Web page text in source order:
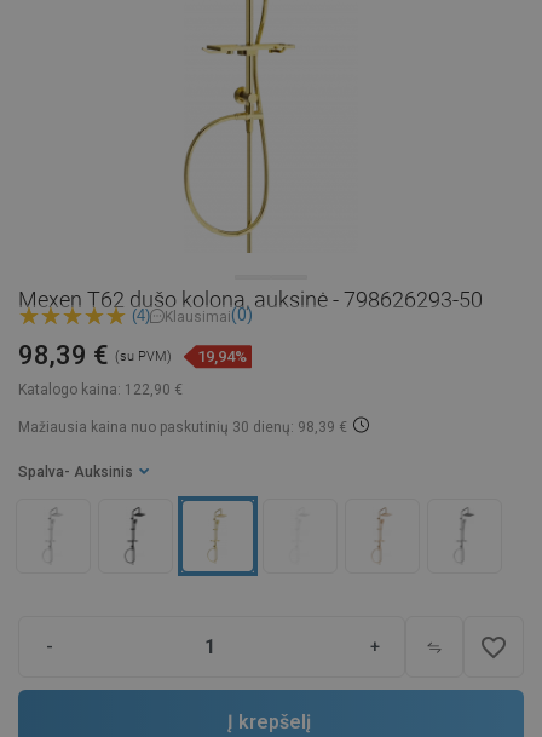
Mexen T62 dušo kolona, auksinė - 798626293-50
(4) Klausimai(0)
Katalogo kaina: 122,90 €
98,39 € (su PVM) 19,94%
Mažiausia kaina nuo paskutinių 30 dienų: 98,39 €
Spalva - Auksinis
- + favorite_border
Į krepšelį